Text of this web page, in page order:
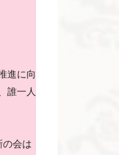
進に向
誰一人
の会は